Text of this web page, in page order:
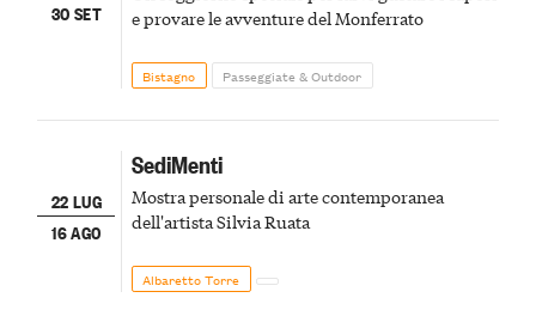
30 SET
e provare le avventure del Monferrato
Bistagno Passeggiate & Outdoor
22 LUG
16 AGO
SediMenti
Mostra personale di arte contemporanea
dell'artista Silvia Ruata
Albaretto Torre